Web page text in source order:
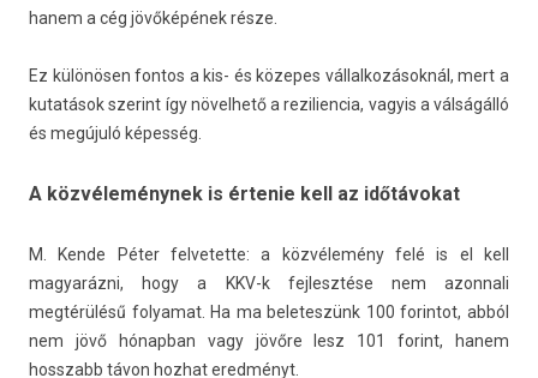
hanem a cég jövőképének része.
Ez különösen fon­tos a kis- és közepes vál­lalkozások­nál, mert a
kutatások szerint így növel­hető a re­zilien­cia, vagyis a válságálló
és megújuló képesség.
A közvéleménynek is értenie kell az időtávokat
M. Kende Péter fel­vetet­te: a közvélemény felé is el kell
magyaráz­ni, hogy a KKV-k fej­lesztése nem azon­nali
megtérülésű folyamat. Ha ma be­letes­zünk 100 forin­tot, abból
nem jövő hónap­ban vagy jövőre lesz 101 forint, hanem
hosszabb távon hoz­hat eredményt.